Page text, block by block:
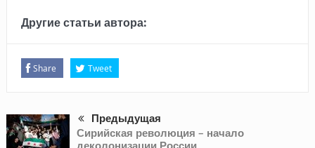
Другие статьи автора:
Share Tweet
Предыдущая
Сирийская революция – начало